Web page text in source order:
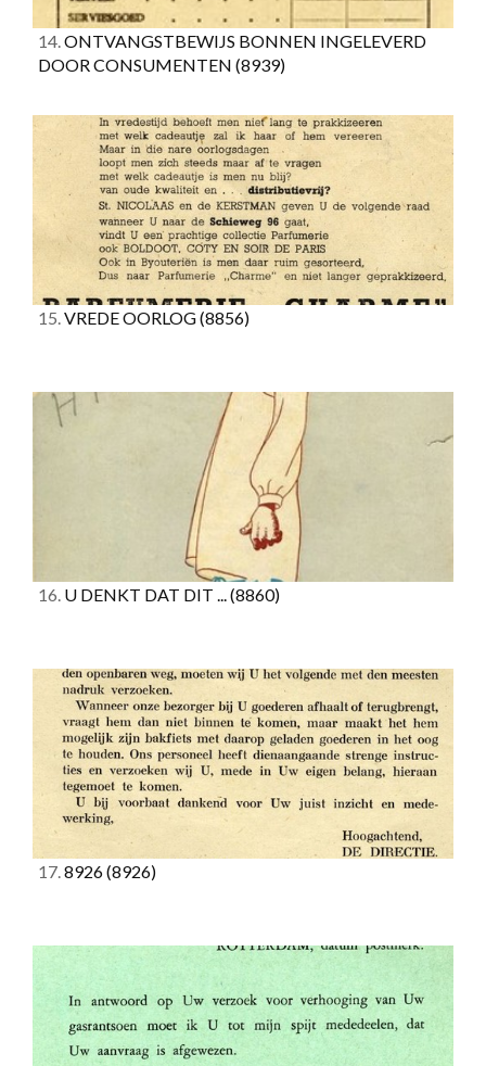
14.ONTVANGSTBEWIJS BONNEN INGELEVERD
DOOR CONSUMENTEN (8939)
15.VREDE OORLOG(8856)
16. U DENKT DAT DIT ...(8860)
17.8926(8926)